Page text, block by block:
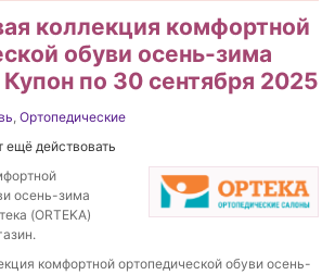
коллекция комфортной
обуви осень-зима
по 30 сентября 2025
Ортопедические
ещё действовать
осень-зима
(ORTEKA)
комфортной ортопедической обуви осень-